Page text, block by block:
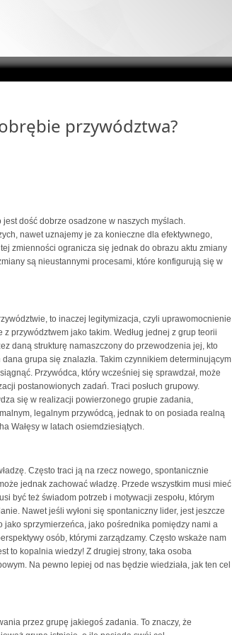
przywództwa?
dość dobrze osadzone w naszych myślach.
nawet uznajemy je za konieczne dla efektywnego,
zmienności ogranicza się jednak do obrazu aktu zmiany
są nieustannymi procesami, które konfigurują się w
to inaczej legitymizacja, czyli uprawomocnienie
przywództwem jako takim. Według jednej z grup teorii
daną strukturę namaszczony do przewodzenia jej, kto
grupa się znalazła. Takim czynnikiem determinującym
Przywódca, który wcześniej się sprawdzał, może
postanowionych zadań. Traci posłuch grupowy.
się w realizacji powierzonego grupie zadania,
legalnym przywódcą, jednak to on posiada realną
Wałęsy w latach osiemdziesiątych.
Często traci ją na rzecz nowego, spontanicznie
jednak zachować władzę. Przede wszystkim musi mieć
być też świadom potrzeb i motywacji zespołu, którym
Nawet jeśli wyłoni się spontaniczny lider, jest jeszcze
sprzymierzeńca, jako pośrednika pomiędzy nami a
osób, którymi zarządzamy. Często wskaże nam
to kopalnia wiedzy! Z drugiej strony, taka osoba
Na pewno lepiej od nas będzie wiedziała, jak ten cel
przez grupę jakiegoś zadania. To znaczy, że